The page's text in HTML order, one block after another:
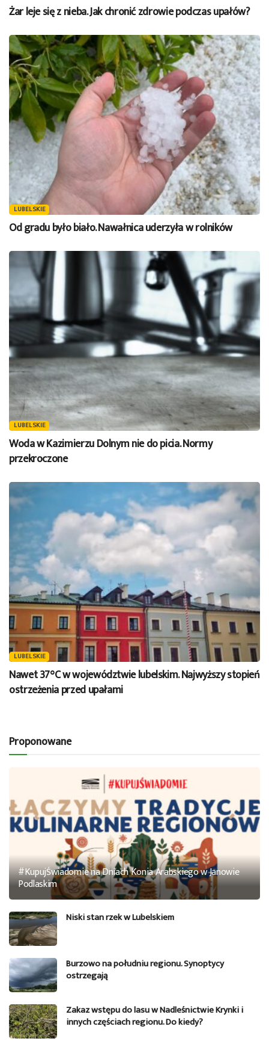
Żar leje się z nieba. Jak chronić zdrowie podczas upałów?
LUBELSKIE
Od gradu było biało. Nawałnica uderzyła w rolników
LUBELSKIE
Woda w Kazimierzu Dolnym nie do picia. Normy
przekroczone
LUBELSKIE
Nawet 37°C w województwie lubelskim. Najwyższy stopień
ostrzeżenia przed upałami
Proponowane
#KupujŚwiadomie na Dniach Konia Arabskiego w Janowie
Podlaskim
Niski stan rzek w Lubelskiem
Burzowo na południu regionu. Synoptycy
ostrzegają
Zakaz wstępu do lasu w Nadleśnictwie Krynki i
innych częściach regionu. Do kiedy?